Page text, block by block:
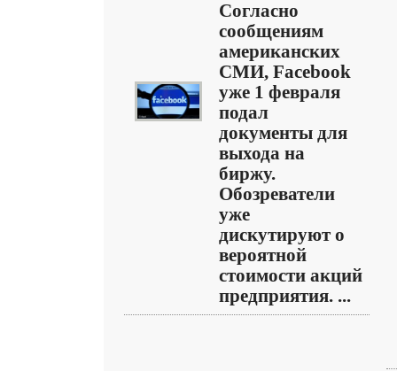
Согласно
сообщениям
американских
СМИ, Facebook
уже 1 февраля
подал
документы для
выхода на
биржу.
Обозреватели
уже
дискутируют о
вероятной
стоимости акций
предприятия. ...